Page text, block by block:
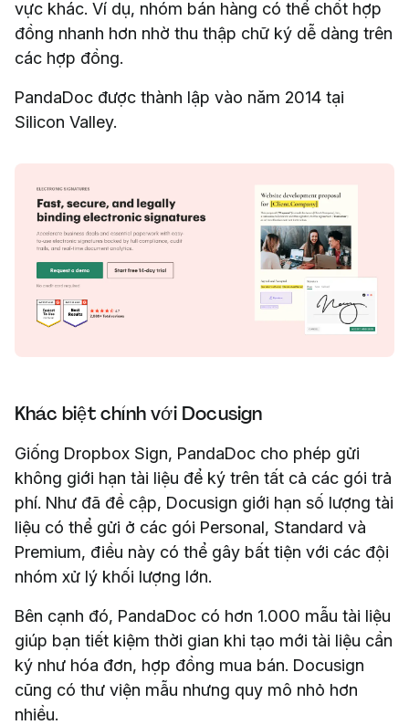
vực khác. Ví dụ, nhóm bán hàng có thể chốt hợp
đồng nhanh hơn nhờ thu thập chữ ký dễ dàng trên
các hợp đồng.
PandaDoc được thành lập vào năm 2014 tại
Silicon Valley.
Khác biệt chính với Docusign
Giống Dropbox Sign, PandaDoc cho phép gửi
không giới hạn tài liệu để ký trên tất cả các gói trả
phí. Như đã đề cập, Docusign giới hạn số lượng tài
liệu có thể gửi ở các gói Personal, Standard và
Premium, điều này có thể gây bất tiện với các đội
nhóm xử lý khối lượng lớn.
Bên cạnh đó, PandaDoc có hơn 1.000 mẫu tài liệu
giúp bạn tiết kiệm thời gian khi tạo mới tài liệu cần
ký như hóa đơn, hợp đồng mua bán. Docusign
cũng có thư viện mẫu nhưng quy mô nhỏ hơn
nhiều.